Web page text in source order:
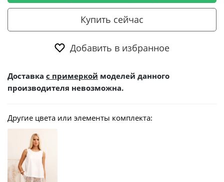
Купить сейчас
Добавить в избранное
Доставка с примеркой моделей данного
производителя невозможна.
Другие цвета или элементы комплекта: